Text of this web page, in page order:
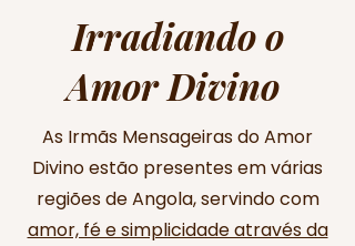
Irradiando o
Amor Divino
As Irmãs Mensageiras do Amor
Divino estão presentes em várias
regiões de Angola, servindo com
amor, fé e simplicidade através da